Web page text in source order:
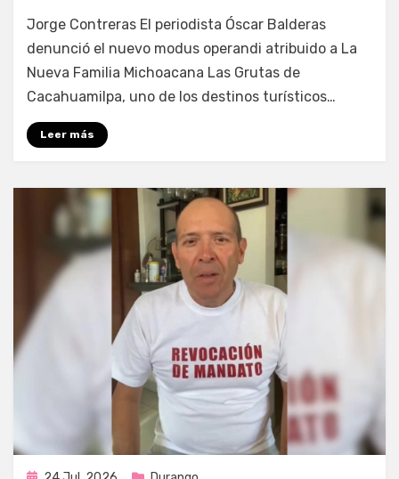
Fernando Miranda Servín
Jorge Contreras El periodista Óscar Balderas
denunció el nuevo modus operandi atribuido a La
Nueva Familia Michoacana Las Grutas de
Cacahuamilpa, uno de los destinos turísticos…
Leer más